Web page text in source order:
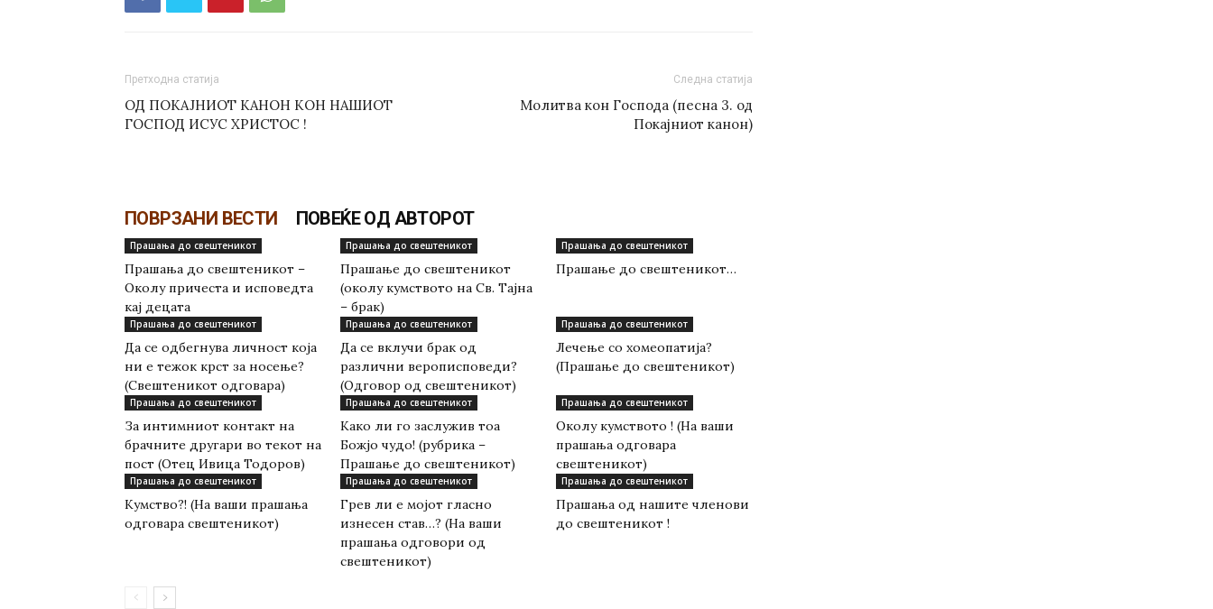
Претходна статија
ОД ПОКАЈНИОТ КАНОН КОН НАШИОТ
ГОСПОД ИСУС ХРИСТОС !
Следна статија
Молитва кон Господа (песна 3. од
Покајниот канон)
ПОВРЗАНИ ВЕСТИ ПОВЕЌЕ ОД АВТОРОТ
Прашања до свештеникот
Прашања до свештеникот –
Околу причеста и исповедта
кај децата
Прашања до свештеникот
Прашање до свештеникот
(околу кумството на Св. Тајна
– брак)
Прашања до свештеникот
Прашање до свештеникот…
Прашања до свештеникот
Да се одбегнува личност која
ни е тежок крст за носење?
(Свештеникот одговара)
Прашања до свештеникот
Да се вклучи брак од
различни верописповеди?
(Одговор од свештеникот)
Прашања до свештеникот
Лечење со хомеопатија?
(Прашање до свештеникот)
Прашања до свештеникот
За интимниот контакт на
брачните другари во текот на
пост (Отец Ивица Тодоров)
Прашања до свештеникот
Како ли го заслужив тоа
Божјо чудо! (рубрика –
Прашање до свештеникот)
Прашања до свештеникот
Околу кумството ! (На ваши
прашања одговара
свештеникот)
Прашања до свештеникот
Кумство?! (На ваши прашања
одговара свештеникот)
Прашања до свештеникот
Грев ли е мојот гласно
изнесен став…? (На ваши
прашања одговори од
свештеникот)
Прашања до свештеникот
Прашања од нашите членови
до свештеникот !